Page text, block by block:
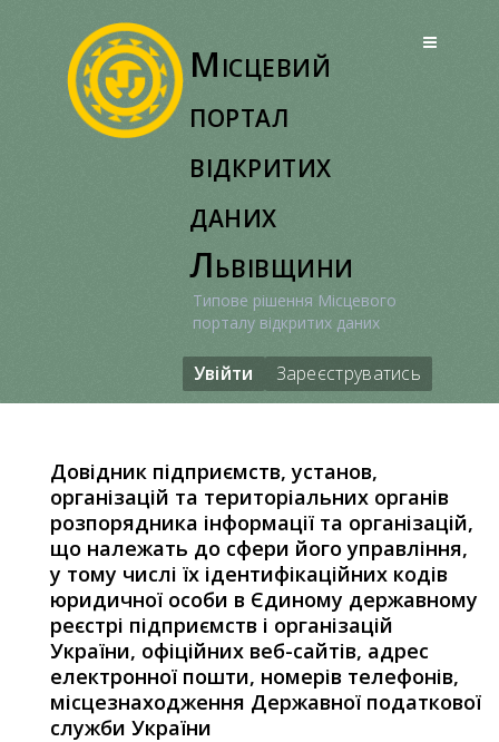
Місцевий
портал
відкритих
даних
Львівщини
Типове рішення Місцевого
порталу відкритих даних
Увійти Зареєструватись
Довідник підприємств, установ,
організацій та територіальних органів
розпорядника інформації та організацій,
що належать до сфери його управління,
у тому числі їх ідентифікаційних кодів
юридичної особи в Єдиному державному
реєстрі підприємств і організацій
України, офіційних веб-сайтів, адрес
електронної пошти, номерів телефонів,
місцезнаходження Державної податкової
служби України